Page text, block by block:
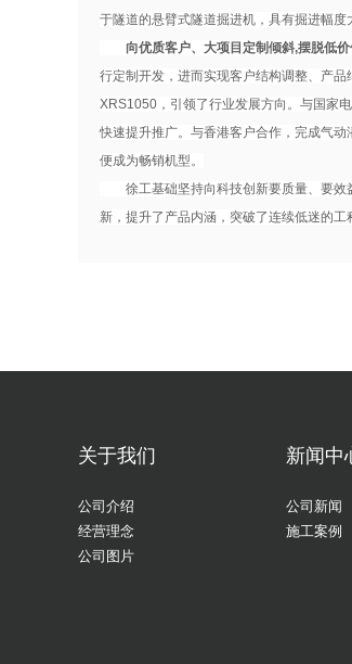
于隧道的悬臂式隧道掘进机，具有掘进幅
向优质客户、大项目定制倾斜,摆脱低
行定制开发，进而实现客户结构调整、产
XRS1050，引领了行业发展方向。与国家
快速提升推广。与香港客户合作，完成气
便成为畅销机型。
徐工基础坚持向科技创新要质量、要效
新，提升了产品内涵，突破了连续低迷的工
关于我们
公司介绍
经营理念
公司图片
新闻中
公司新闻
施工案例